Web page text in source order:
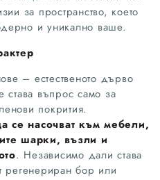
за пространство, което
и уникално ваше.
– естественото дърво
въпрос само за
покрития.
се насочват към мебели,
шарки, възли и
. Независимо дали става
регенериран бор или